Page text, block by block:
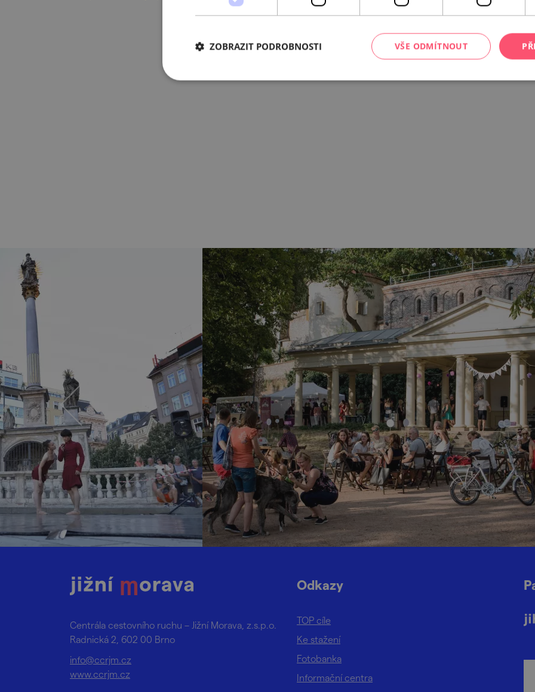
Centrála cestovního ruchu – Jižní Morava, z.s.p.o.
Radnická 2, 602 00 Brno
info@ccrjm.cz
www.ccrjm.cz
Odkazy
TOP cíle
Ke stažení
Fotobanka
Informační centra
VŠE ODMÍTNOUT
ZOBRAZIT PODROBNOSTI